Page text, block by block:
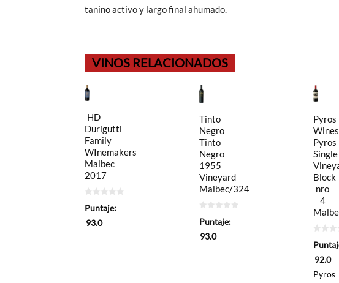
tanino activo y largo final ahumado.
VINOS RELACIONADOS
HD
Durigutti
Family
WInemakers
Malbec
2017
de
Puntaje:
93.0
Tinto
Negro
Tinto
Negro
1955
Vineyard
Malbec/324
de
Puntaje:
93.0
Pyros
Wines
Pyros
Single
Block
nro
4
de
92.0
Pyros